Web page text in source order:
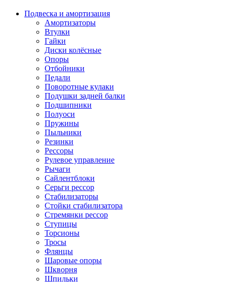
Подвеска и амортизация
Амортизаторы
Втулки
Гайки
Диски колёсные
Опоры
Отбойники
Педали
Поворотные кулаки
Подушки задней балки
Подшипники
Полуоси
Пружины
Пыльники
Резинки
Рессоры
Рулевое управление
Рычаги
Сайлентблоки
Серьги рессор
Стабилизаторы
Стойки стабилизатора
Стремянки рессор
Ступицы
Торсионы
Тросы
Флянцы
Шаровые опоры
Шкворня
Шпильки